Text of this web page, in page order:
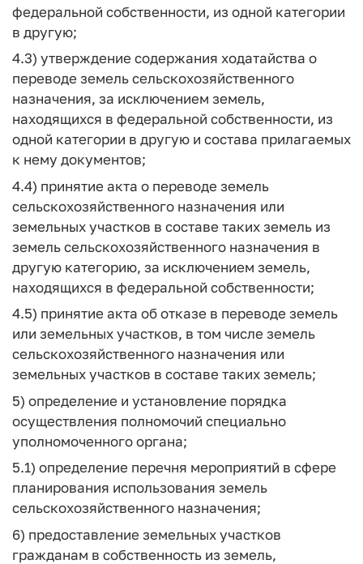
федеральной собственности, из одной категории
в другую;
4.3) утверждение содержания ходатайства о
переводе земель сельскохозяйственного
назначения, за исключением земель,
находящихся в федеральной собственности, из
одной категории в другую и состава прилагаемых
к нему документов;
4.4) принятие акта о переводе земель
сельскохозяйственного назначения или
земельных участков в составе таких земель из
земель сельскохозяйственного назначения в
другую категорию, за исключением земель,
находящихся в федеральной собственности;
4.5) принятие акта об отказе в переводе земель
или земельных участков, в том числе земель
сельскохозяйственного назначения или
земельных участков в составе таких земель;
5) определение и установление порядка
осуществления полномочий специально
уполномоченного органа;
5.1) определение перечня мероприятий в сфере
планирования использования земель
сельскохозяйственного назначения;
6) предоставление земельных участков
гражданам в собственность из земель,